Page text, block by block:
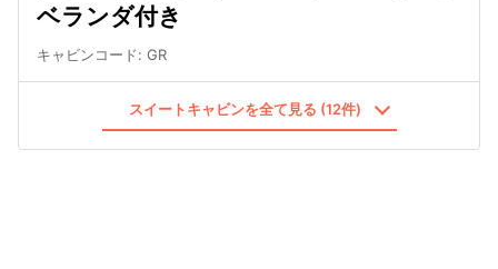
ベランダ付き
キャビンコード: GR
スイートキャビンを全て見る (12件)